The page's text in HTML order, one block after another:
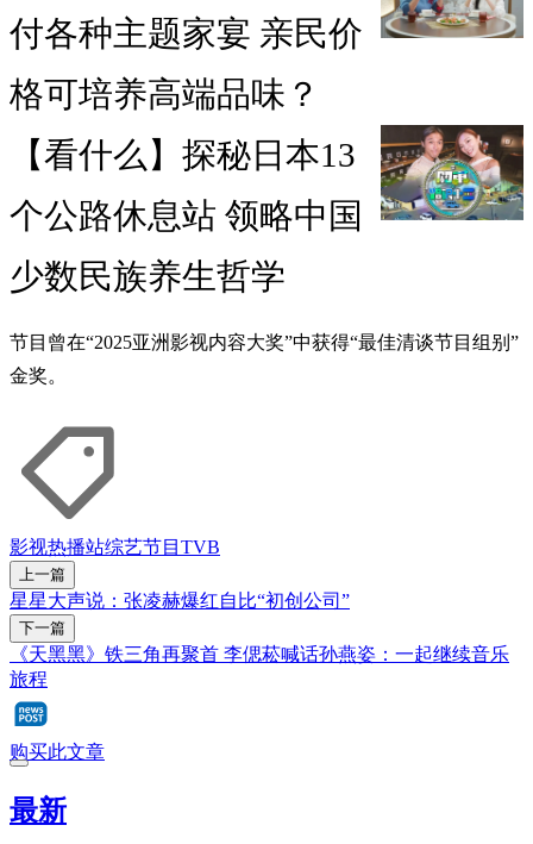
付各种主题家宴 亲民价
格可培养高端品味？
【看什么】探秘日本13
个公路休息站 领略中国
少数民族养生哲学
节目曾在“2025亚洲影视内容大奖”中获得“最佳清谈节目组别”
金奖。
影视热播站综艺节目 TVB
上一篇
星星大声说：张凌赫爆红自比“初创公司”
下一篇
《天黑黑》铁三角再聚首 李偲菘喊话孙燕姿：一起继续音乐
旅程
购买此文章
最新